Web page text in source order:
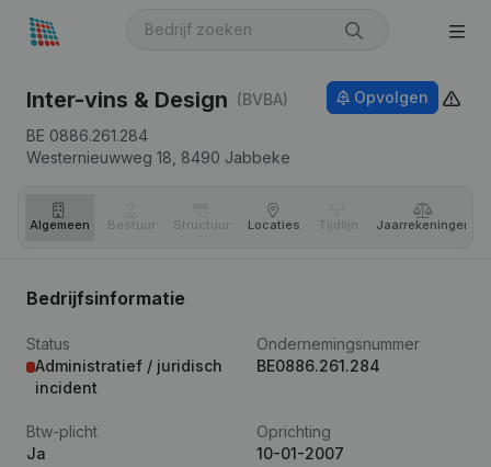
Inter-vins & Design (BVBA)
BE 0886.261.284
Westernieuwweg 18, 8490 Jabbeke
Opvolgen
Algemeen Bestuur Structuur Locaties Tijdlijn Jaar­rekeningen
Bedrijfsinformatie
Status
Administratief / juridisch
incident
Ondernemingsnummer
BE0886.261.284
Btw-plicht
Ja
Oprichting
10-01-2007